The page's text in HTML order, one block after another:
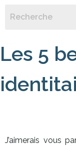
Les 5
J’aimerais vous